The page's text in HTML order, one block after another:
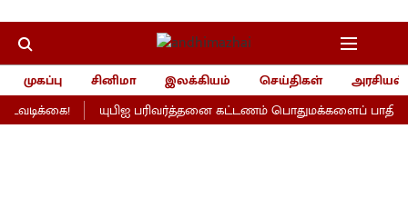
முகப்பு சினிமா இலக்கியம் செய்திகள்
அரசியல்
யுபிஐ பரிவர்த்தனை கட்டணம் பொதுமக்களைப்